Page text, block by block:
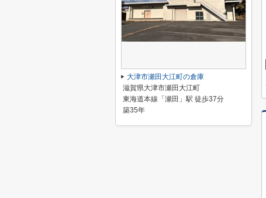
大津市瀬田大江町の倉庫
滋賀県大津市瀬田大江町
東海道本線「瀬田」駅 徒歩37分
築35年